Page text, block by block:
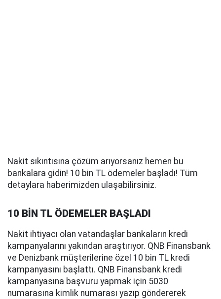
Nakit sıkıntısına çözüm arıyorsanız hemen bu
bankalara gidin! 10 bin TL ödemeler başladı! Tüm
detaylara haberimizden ulaşabilirsiniz.
10 BİN TL ÖDEMELER BAŞLADI
Nakit ihtiyacı olan vatandaşlar bankaların kredi
kampanyalarını yakından araştırıyor. QNB Finansbank
ve Denizbank müşterilerine özel 10 bin TL kredi
kampanyasını başlattı. QNB Finansbank kredi
kampanyasına başvuru yapmak için 5030
numarasına kimlik numarası yazıp göndererek